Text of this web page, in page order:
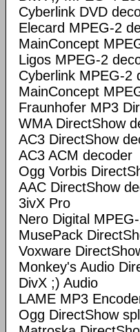
Cyberlink DVD
Elecard MPEG-2
MainConcept
Ligos MPEG-2
Cyberlink MPEG-2
MainConcept
Fraunhofer MP3
WMA DirectShow
AC3 DirectShow
AC3 ACM decoder
Ogg Vorbis
AAC DirectShow
3ivX Pro
Nero Digital
MusePack
Voxware
Monkey's Audio
DivX ;) Audio
LAME MP3
Ogg DirectShow